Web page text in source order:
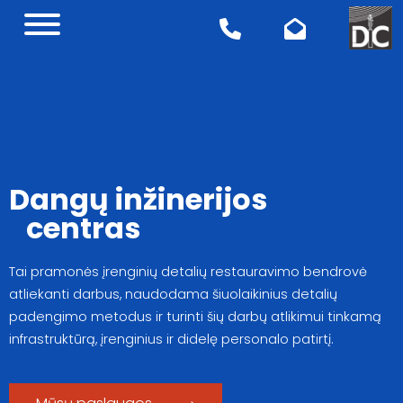
Dangų inžinerijos
centras
Tai pramonės įrenginių detalių restauravimo bendrovė
atliekanti darbus, naudodama šiuolaikinius detalių
padengimo metodus ir turinti šių darbų atlikimui tinkamą
infrastruktūrą, įrenginius ir didelę personalo patirtį.